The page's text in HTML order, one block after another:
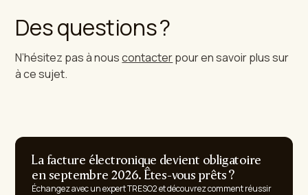
Des questions ?
N’hésitez pas à nouscontacterpour en savoir plus sur
à ce sujet.
La facture électronique devient obligatoire
en septembre 2026. Êtes-vous prêts ?
Échangez avec un expert TRESO2 et découvrez comment réussir